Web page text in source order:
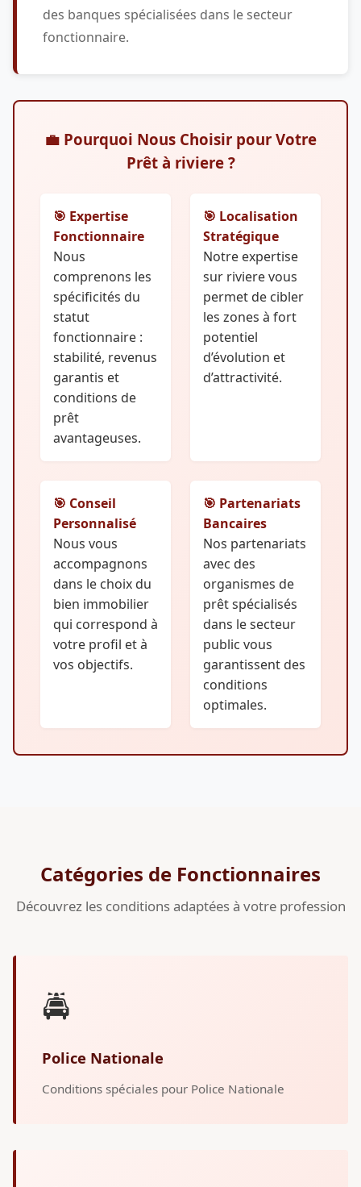
des banques spécialisées dans le secteur
fonctionnaire.
💼 Pourquoi Nous Choisir pour Votre
Prêt à riviere ?
🎯 Expertise
Fonctionnaire
Nous
comprenons les
spécificités du
statut
fonctionnaire :
stabilité, revenus
garantis et
conditions de
prêt
avantageuses.
🎯 Localisation
Stratégique
Notre expertise
sur riviere vous
permet de cibler
les zones à fort
potentiel
d’évolution et
d’attractivité.
🎯 Conseil
Personnalisé
Nous vous
accompagnons
dans le choix du
bien immobilier
qui correspond à
votre profil et à
vos objectifs.
🎯 Partenariats
Bancaires
Nos partenariats
avec des
organismes de
prêt spécialisés
dans le secteur
public vous
garantissent des
conditions
optimales.
Catégories de Fonctionnaires
Découvrez les conditions adaptées à votre profession
🚔
Police Nationale
Conditions spéciales pour Police Nationale